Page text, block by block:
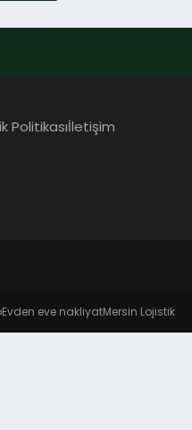
Politikasıİletişim
Evden eve nakliyatMersin Lojistik